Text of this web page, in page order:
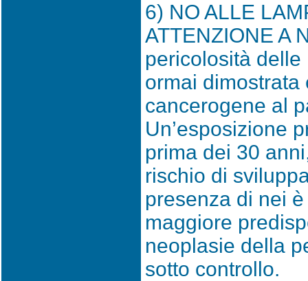
6) NO ALLE
ATTENZIONE A
pericolosità
ormai dimostrata
cancerogene al
Un’esposizione
prima dei 30
rischio di
presenza di nei
maggiore
neoplasie della
sotto controllo.